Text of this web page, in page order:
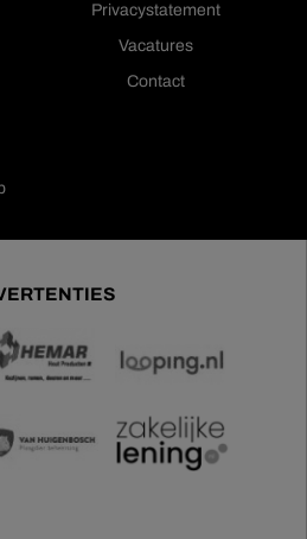
Privacystatement
Vacatures
Contact